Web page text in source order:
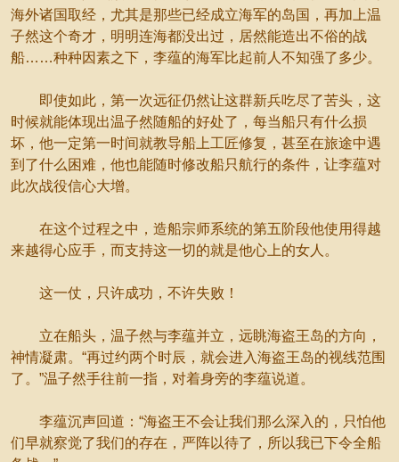
海外诸国取经，尤其是那些已经成立海军的岛国，再加上温
子然这个奇才，明明连海都没出过，居然能造出不俗的战
船……种种因素之下，李蕴的海军比起前人不知强了多少。
即使如此，第一次远征仍然让这群新兵吃尽了苦头，这
时候就能体现出温子然随船的好处了，每当船只有什么损
坏，他一定第一时间就教导船上工匠修复，甚至在旅途中遇
到了什么困难，他也能随时修改船只航行的条件，让李蕴对
此次战役信心大增。
在这个过程之中，造船宗师系统的第五阶段他使用得越
来越得心应手，而支持这一切的就是他心上的女人。
这一仗，只许成功，不许失败！
立在船头，温子然与李蕴并立，远眺海盗王岛的方向，
神情凝肃。“再过约两个时辰，就会进入海盗王岛的视线范围
了。”温子然手往前一指，对着身旁的李蕴说道。
李蕴沉声回道：“海盗王不会让我们那么深入的，只怕他
们早就察觉了我们的存在，严阵以待了，所以我已下令全船